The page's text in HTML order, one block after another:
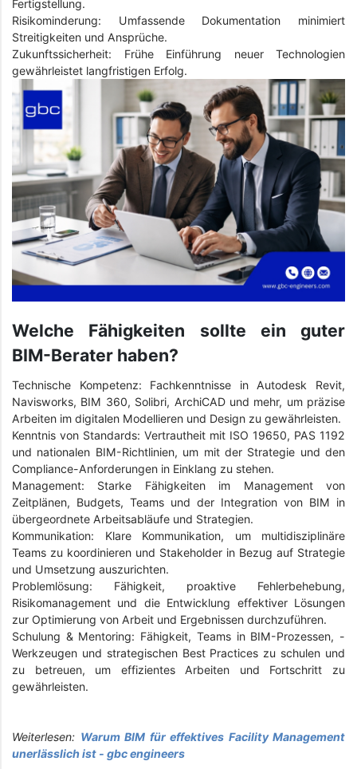
Fertigstellung.
Risikominderung: Umfassende Dokumentation minimiert
Streitigkeiten und Ansprüche.
Zukunftssicherheit: Frühe Einführung neuer Technologien
gewährleistet langfristigen Erfolg.
Welche Fähigkeiten sollte ein guter
BIM-Berater haben?
Technische Kompetenz: Fachkenntnisse in Autodesk Revit,
Navisworks, BIM 360, Solibri, ArchiCAD und mehr, um präzise
Arbeiten im digitalen Modellieren und Design zu gewährleisten.
Kenntnis von Standards: Vertrautheit mit ISO 19650, PAS 1192
und nationalen BIM-Richtlinien, um mit der Strategie und den
Compliance-Anforderungen in Einklang zu stehen.
Management: Starke Fähigkeiten im Management von
Zeitplänen, Budgets, Teams und der Integration von BIM in
übergeordnete Arbeitsabläufe und Strategien.
Kommunikation: Klare Kommunikation, um multidisziplinäre
Teams zu koordinieren und Stakeholder in Bezug auf Strategie
und Umsetzung auszurichten.
Problemlösung: Fähigkeit, proaktive Fehlerbehebung,
Risikomanagement und die Entwicklung effektiver Lösungen
zur Optimierung von Arbeit und Ergebnissen durchzuführen.
Schulung & Mentoring: Fähigkeit, Teams in BIM-Prozessen, -
Werkzeugen und strategischen Best Practices zu schulen und
zu betreuen, um effizientes Arbeiten und Fortschritt zu
gewährleisten.
Weiterlesen: Warum BIM für effektives Facility Management
unerlässlich ist - gbc engineers